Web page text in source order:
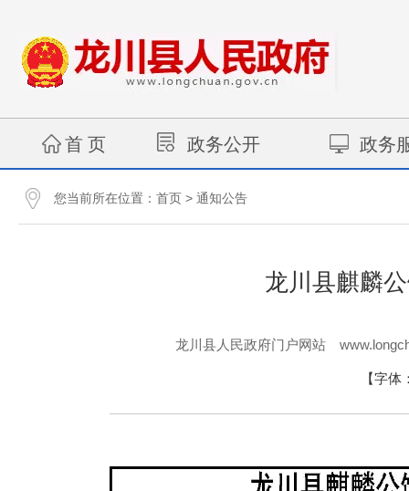
首 页 政务公开 政务
您当前所在位置： 首页 > 通知公告
龙川县麒麟
龙川县人民政府门户网站
【字体